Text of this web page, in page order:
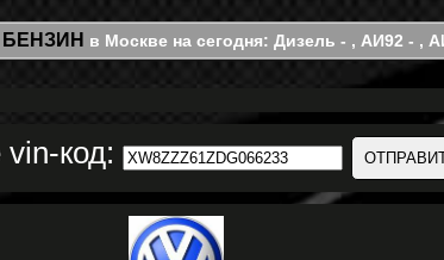
в Москве на сегодня: Дизель - , АИ92 - ,
код: